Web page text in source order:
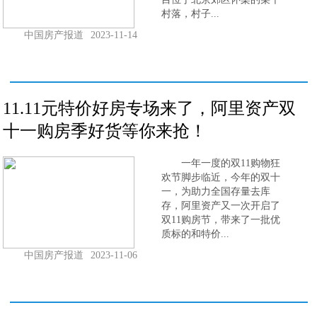
村落，村子...
中国房产报道
2023-11-14
11.11元特价好房专场来了，阿里资产双
十一购房季好货等你来抢！
一年一度的双11购物狂
欢节脚步临近，今年的双十
一，为助力全国存量去库
存，阿里资产又一次开启了
双11购房节，带来了一批优
质标的和特价...
中国房产报道
2023-11-06